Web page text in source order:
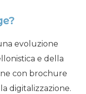
evoluzione
e della
con brochure
digitalizzazione.